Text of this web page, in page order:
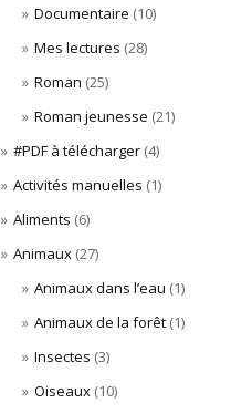
Documentaire (10)
Mes lectures (28)
Roman (25)
Roman jeunesse (21)
#PDF à télécharger(4)
Activités manuelles (1)
Aliments (6)
Animaux(27)
Animaux dans l’eau (1)
Animaux de la forêt (1)
Insectes (3)
Oiseaux (10)